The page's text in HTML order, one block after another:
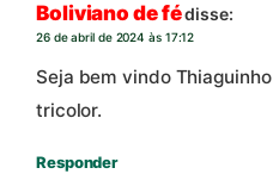
Boliviano de fédisse:
26 de abril de 2024 às 17:12
Seja bem vindo
tricolor.
Responder